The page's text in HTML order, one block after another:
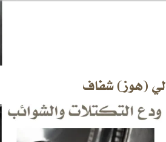
لي (هوز) شفاف